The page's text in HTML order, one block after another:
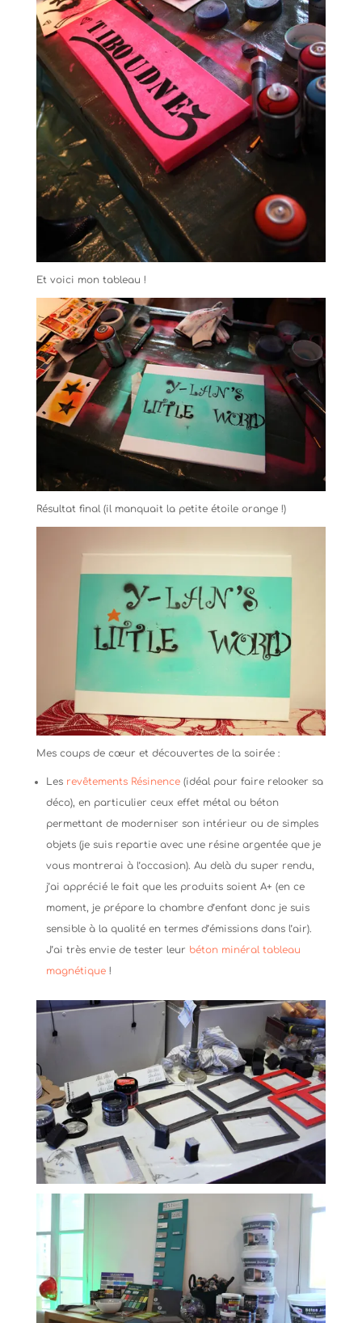
Et voici mon tableau !
Résultat final (il manquait la petite étoile orange !)
Mes coups de cœur et découvertes de la soirée :
Les revêtements Résinence(idéal pour faire relooker sa
déco), en particulier ceux effet métal ou béton
permettant de moderniser son intérieur ou de simples
objets (je suis repartie avec une résine argentée que je
vous montrerai à l’occasion). Au delà du super rendu,
j’ai apprécié le fait que les produits soient A+ (en ce
moment, je prépare la chambre d’enfant donc je suis
sensible à la qualité en termes d’émissions dans l’air).
J’ai très envie de tester leur béton minéral tableau
magnétique!